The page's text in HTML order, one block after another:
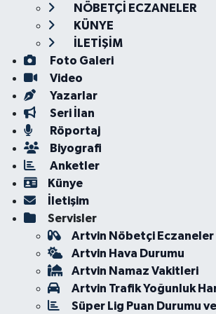
NÖBETÇİ ECZANELER
KÜNYE
İLETİŞİM
Foto Galeri
Video
Yazarlar
Seri İlan
Röportaj
Biyografi
Anketler
Künye
İletişim
Servisler
Artvin Nöbetçi Eczaneler
Artvin Hava Durumu
Artvin Namaz Vakitleri
Artvin Trafik Yoğunluk
Süper Lig Puan Durumu